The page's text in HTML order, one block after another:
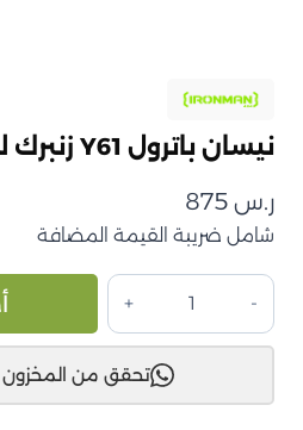
نيسان باترول Y61 زنبرك لولبي متوسط
ر.س
شامل ضريبة القيمة المضافة
كمية
نيسان
باترول
زنبرك
تحقق من